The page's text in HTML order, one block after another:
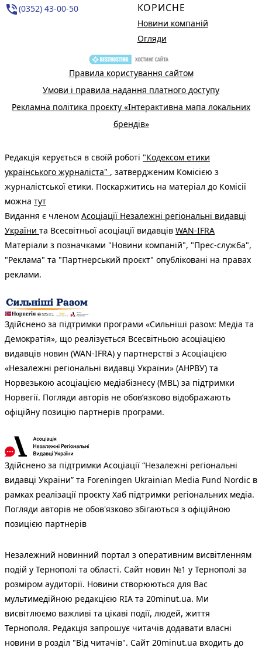
phone_in_talk(0352) 43-00-50 КОРИСНЕ
Новини компаній
Огляди
Правила користування сайтом
Умови і правила надання платного доступу
Рекламна політика проєкту «Інтерактивна мапа локальних
брендів»
Редакція керується в своїй роботі "Кодексом етики
українського журналіста" , затвердженим Комісією з
журналістської етики. Поскаржитись на матеріал до Комісії
можна тут
Видання є членом Асоціації Незалежні регіональні видавці
України та Всесвітньої асоціації видавців WAN-IFRA
Матеріали з позначками "Новини компаній", "Прес-служба",
"Реклама" та "Партнерський проєкт" опубліковані на правах
реклами.
Здійснено за підтримки програми «Сильніші разом: Медіа та
Демократія», що реалізується Всесвітньою асоціацією
видавців новин (WAN-IFRA) у партнерстві з Асоціацією
«Незалежні регіональні видавці України» (АНРВУ) та
Норвезькою асоціацією медіабізнесу (MBL) за підтримки
Норвегії. Погляди авторів не обов’язково відображають
офіційну позицію партнерів програми.
Здійснено за підтримки Асоціації “Незалежні регіональні
видавці України” та Foreningen Ukrainian Media Fund Nordic в
рамках реалізації проєкту Хаб підтримки регіональних медіа.
Погляди авторів не обов'язково збігаються з офіційною
позицією партнерів
Незалежний новинний портал з оперативним висвітленням
подій у Тернополі та області. Сайт новин №1 у Тернополі за
розміром аудиторії. Новини створюються для Вас
мультимедійною редакцією RIA та 20minut.ua. Ми
висвітлюємо важливі та цікаві події, людей, життя
Тернополя. Редакція запрошує читачів додавати власні
новини в розділ "Від читачів". Сайт 20minut.ua входить до